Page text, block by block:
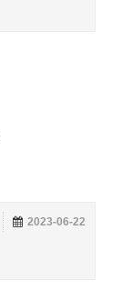
2023-06-22